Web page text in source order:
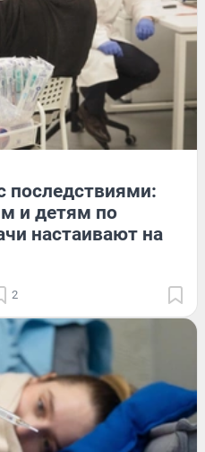
последствиями:
и детям по
настаивают на
2